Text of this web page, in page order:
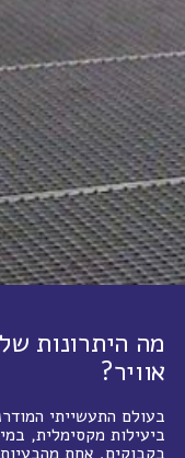
מה היתרונות
אוויר?
בעולם התעשייתי
ביעילות מקסימלית,